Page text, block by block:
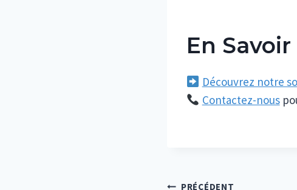
En
Découvrez notre
Contactez-nous
PRÉCÉDENT